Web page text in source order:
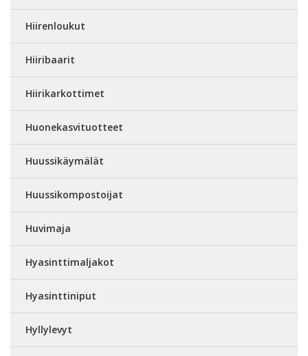
Hiirenloukut
Hiiribaarit
Hiirikarkottimet
Huonekasvituotteet
Huussikäymälät
Huussikompostoijat
Huvimaja
Hyasinttimaljakot
Hyasinttiniput
Hyllylevyt